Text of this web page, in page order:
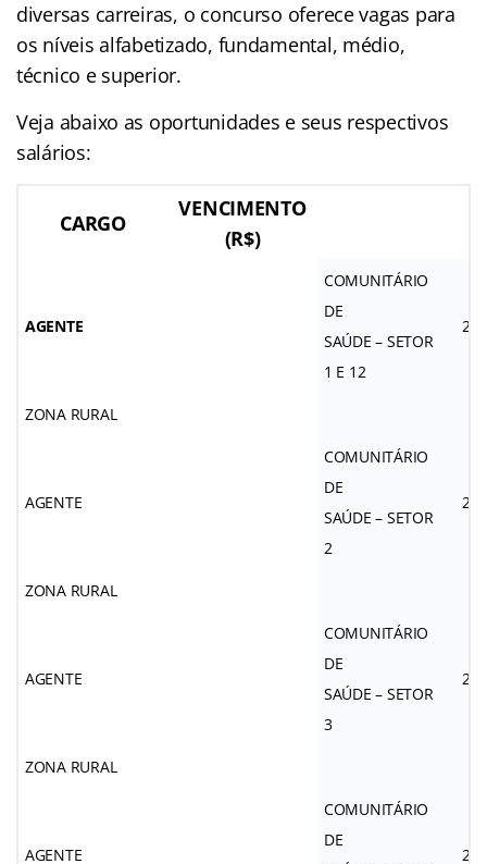
diversas carreiras, o concurso oferece vagas para
os níveis alfabetizado, fundamental, médio,
técnico e superior.
Veja abaixo as oportunidades e seus respectivos
salários:
CARGO
VENCIMENTO
(R$)
AGENTE
COMUNITÁRIO
DE
SAÚDE – SETOR
1 E 12
ZONA RURAL
AGENTE
COMUNITÁRIO
DE
SAÚDE – SETOR
2
ZONA RURAL
AGENTE
COMUNITÁRIO
DE
SAÚDE – SETOR
3
ZONA RURAL
AGENTE
COMUNITÁRIO
DE